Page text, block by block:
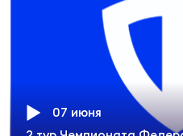
07 июня